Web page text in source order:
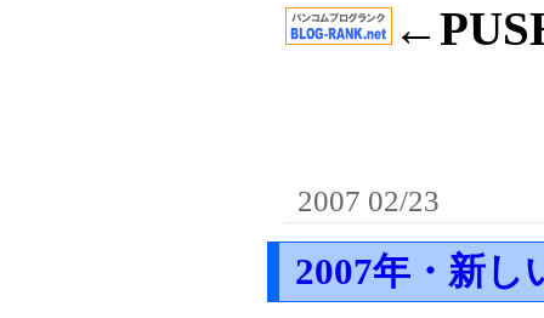
2007 02/23
2007年・新し